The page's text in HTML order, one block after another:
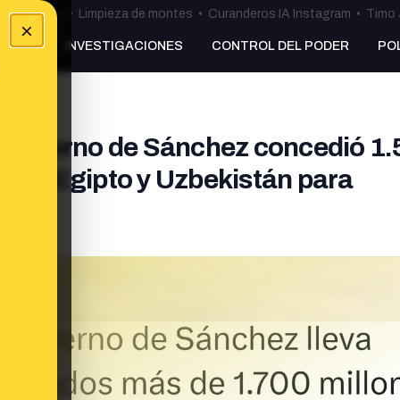
×
Ceuta • Limpieza de montes • Curanderos IA Instagram • Timo
INVESTIGACIONES CONTROL DEL PODER
de Sánchez concedió
Egipto y Uzbekistán para